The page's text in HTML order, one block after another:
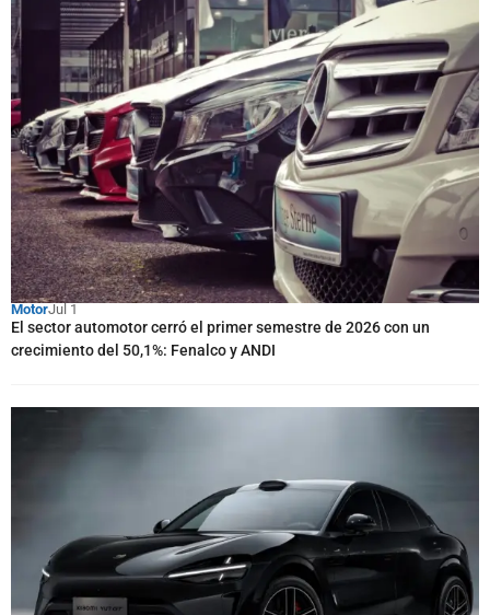
MotorJul 1
El sector automotor cerró el primer semestre de 2026 con un
crecimiento del 50,1%: Fenalco y ANDI